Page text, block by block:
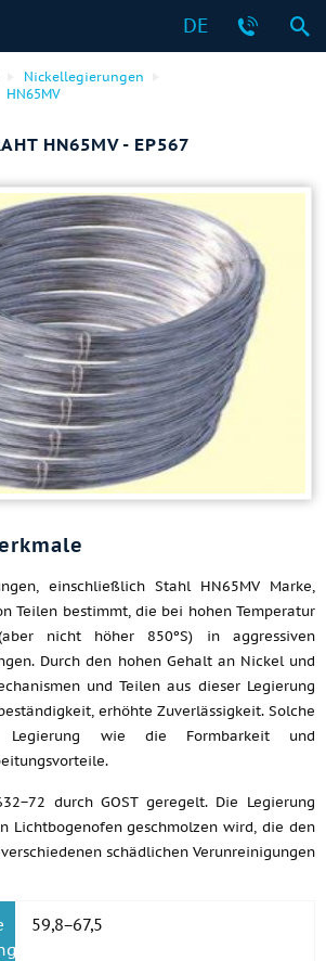
DE
Nickellegierungen
HN65MV
HN65MV - EP567
einschließlich Stahl HN65MV Marke,
Teilen bestimmt, die bei hohen Temperatur
nicht höher 850ºS) in aggressiven
Durch den hohen Gehalt an Nickel und
und Teilen aus dieser Legierung
erhöhte Zuverlässigkeit. Solche
Legierung wie die Formbarkeit und
durch GOST geregelt. Die Legierung
Lichtbogenofen geschmolzen wird, die den
schädlichen Verunreinigungen
59,8−67,5